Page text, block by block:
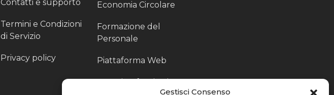
Gestisci Consenso
Contatti e supporto
Termini e Condizioni
di Servizio
Privacy policy
Economia Circolare
Formazione del
Personale
Piattaforma Web
Scouting fornitori